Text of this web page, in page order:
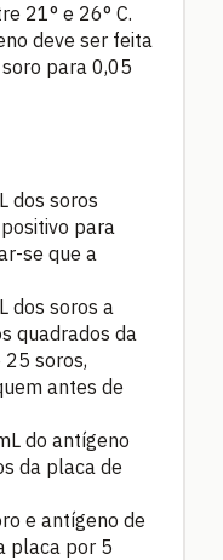
21° e 26° C.
deve ser feita
para 0,05
dos soros
para
se que a
dos soros a
quadrados da
25 soros,
antes de
do antígeno
da placa de
e antígeno de
placa por 5